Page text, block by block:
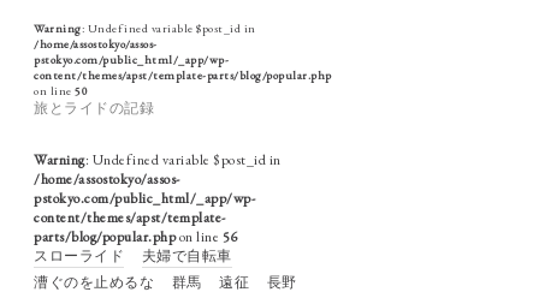
Warning: Undefined variable $post_id in
/home/assostokyo/assos-
pstokyo.com/public_html/_app/wp-
content/themes/apst/template-parts/blog/popular.php
on line 50
旅とライドの記録
Warning: Undefined variable $post_id in
/home/assostokyo/assos-
pstokyo.com/public_html/_app/wp-
content/themes/apst/template-
parts/blog/popular.phpon line 56
スローライド
夫婦で自転車
漕ぐのを止めるな
群馬 遠征 長野